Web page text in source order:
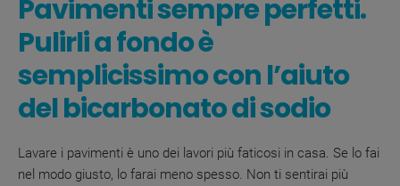
Pavimenti sempre perfetti.
Pulirli a fondo è
semplicissimo con l’aiuto
del bicarbonato di sodio
Lavare i pavimenti è uno dei lavori più faticosi in casa. Se lo fai
nel modo giusto, lo farai meno spesso. Non ti sentirai più